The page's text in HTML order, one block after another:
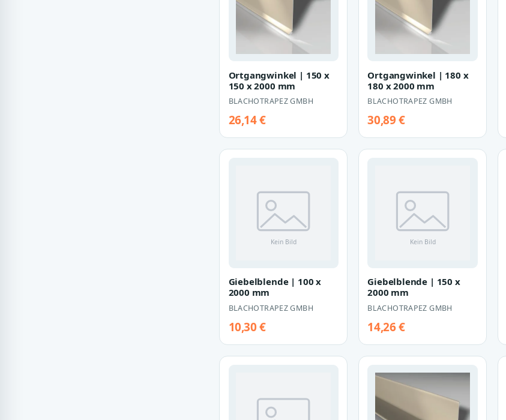
Ortgangwinkel | 150 x
150 x 2000 mm
BLACHOTRAPEZ GMBH
26,14 €
Ortgangwinkel | 180 x
180 x 2000 mm
BLACHOTRAPEZ GMBH
30,89 €
Giebelblende | 100 x
2000 mm
BLACHOTRAPEZ GMBH
10,30 €
Giebelblende | 150 x
2000 mm
BLACHOTRAPEZ GMBH
14,26 €